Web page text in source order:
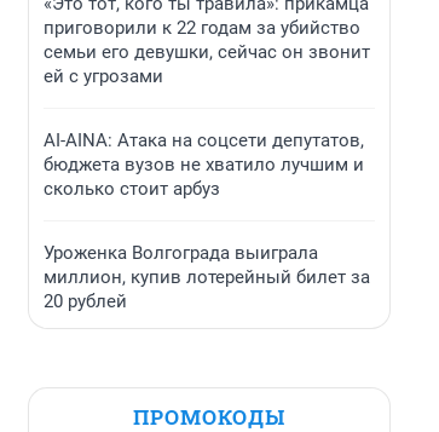
приговорили к 22 годам за убийство
семьи его девушки, сейчас он звонит
ей с угрозами
AI-AINA: Атака на соцсети депутатов,
бюджета вузов не хватило лучшим и
сколько стоит арбуз
Уроженка Волгограда выиграла
миллион, купив лотерейный билет за
20 рублей
ПРОМОКОДЫ